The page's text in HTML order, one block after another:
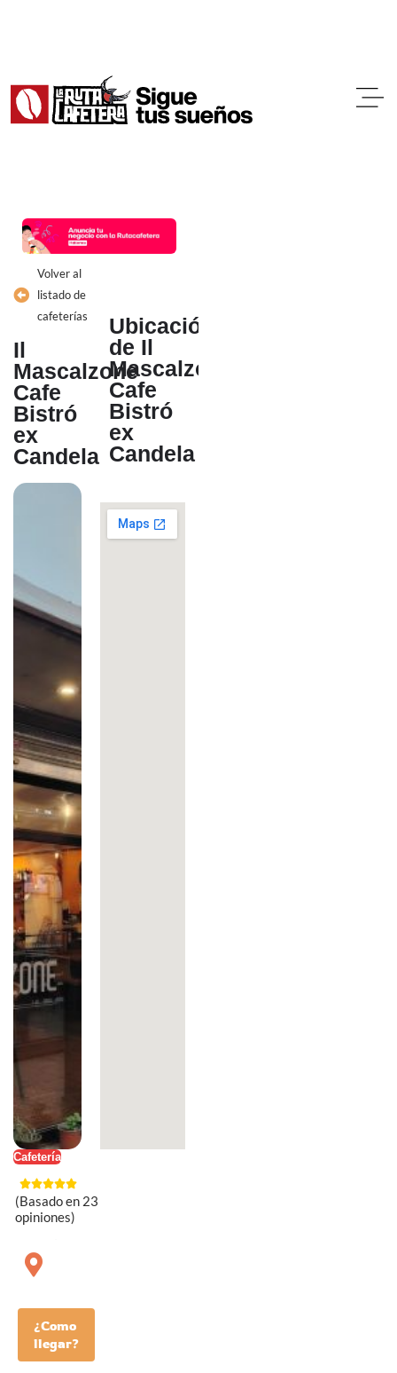
Volver al
listado de
cafeterías
Il
Mascalzone
Cafe
Bistró
ex
Candela
Cafetería
(Basado en 23
opiniones)
¿Como
llegar?
Ubicación
de Il
Mascalzone
Cafe
Bistró
ex
Candela